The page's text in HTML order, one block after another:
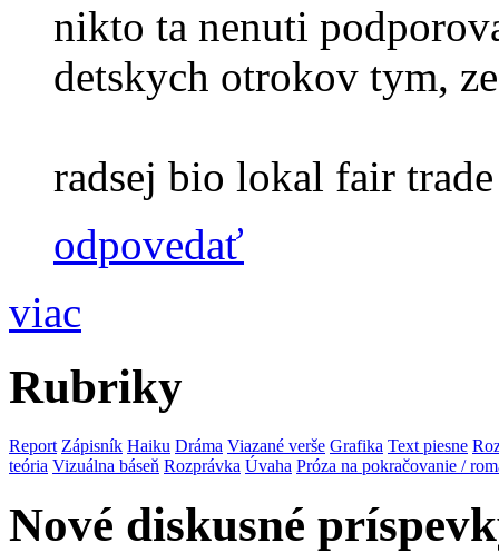
nikto ta nenuti
detskych otrokov tym,
radsej bio lokal fair
odpovedať
viac
Rubriky
Report Zápisník Haiku Dráma Viazané verše Grafika Text piesne
teória Vizuálna báseň Rozprávka Úvaha Próza na pokračovanie /
Nové diskusné